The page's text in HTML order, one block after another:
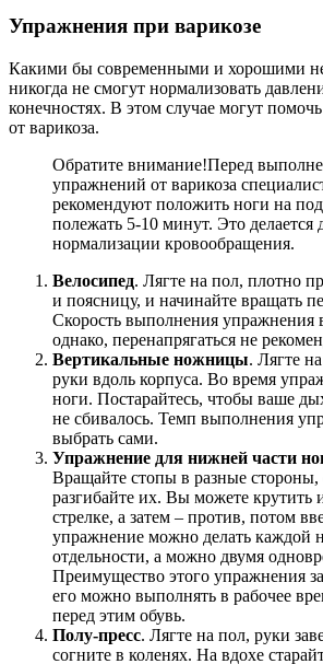
Упражнения при варикозе
Какими бы современными и хорошими
никогда не смогут нормализовать
конечностях. В этом случае могут
от варикоза.
Обратите внимание!Перед
упражнений от варикоза
рекомендуют положить ноги на
полежать 5-10 минут. Это делается
нормализации кровообращения.
Велосипед. Лягте на пол, плотно
и поясницу, и начинайте вращать
Скорость выполнения упражнения
однако, перенапрягаться не
Вертикальные ножницы. Лягте
руки вдоль корпуса. Во время
ноги. Постарайтесь, чтобы ваше
не сбивалось. Темп выполнения
выбрать сами.
Упражнение для нижней части
Вращайте стопы в разные стороны,
разгибайте их. Вы можете крутить
стрелке, а затем – против, потом
упражнение можно делать каждой
отдельности, а можно двумя
Преимущество этого упражнения
его можно выполнять в рабочее
перед этим обувь.
Полу-пресс. Лягте на пол, руки
согните в коленях. На вдохе